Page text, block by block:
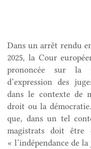
Dans un arrêt rendu
2025, la Cour
prononcée sur la
d’expression des
dans le contexte de
droit ou la
que, dans un tel
magistrats doit être
« l’indépendance de